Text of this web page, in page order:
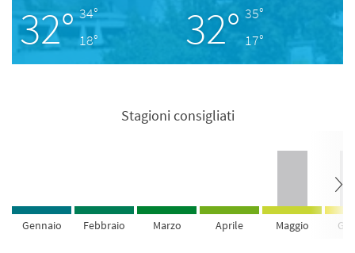
32° 34°
18°
32° 35°
17°
Stagioni consigliati
Gennaio Febbraio Marzo Aprile Maggio